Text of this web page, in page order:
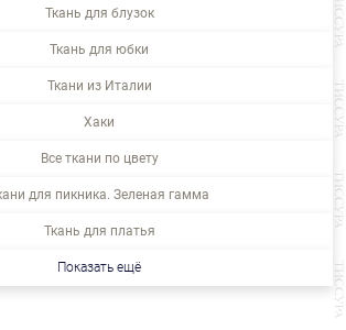
Ткань для блузок
Ткань для юбки
Ткани из Италии
Хаки
Все ткани по цвету
для пикника. Зеленая гамма
Ткань для платья
Показать ещё